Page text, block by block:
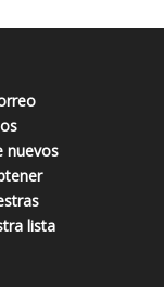
nuevos
lista